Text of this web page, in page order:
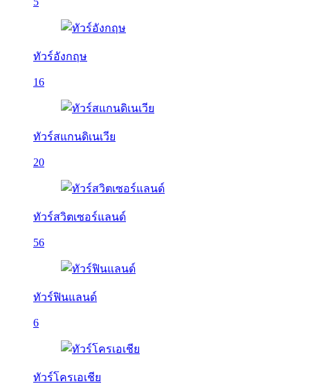
ทัวร์อังกฤษ
16
ทัวร์สแกนดิเนเวีย
20
ทัวร์สวิตเซอร์แลนด์
56
ทัวร์ฟินแลนด์
6
ทัวร์โครเอเชีย